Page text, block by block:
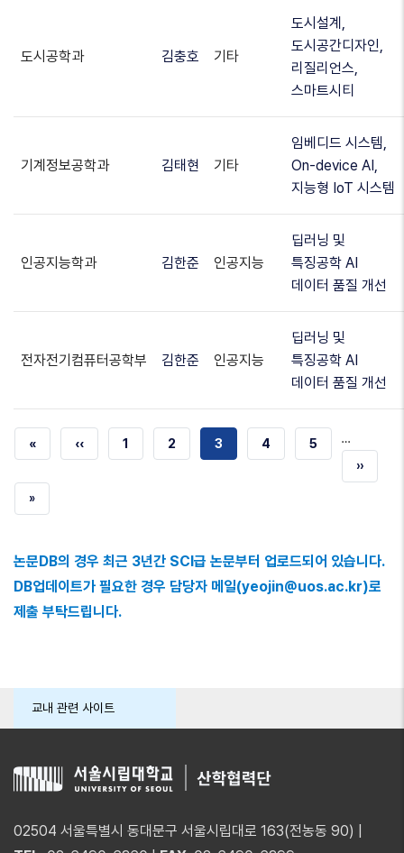
도시공학과 김충호 기타
도시설계,
도시공간디자인,
리질리언스,
스마트시티
기계정보공학과 김태현 기타
임베디드 시스템,
On-device AI,
지능형 IoT 시스템
인공지능학과 김한준 인공지능
딥러닝 및
특징공학 AI
데이터 품질 개선
전자전기컴퓨터공학부 김한준 인공지능
딥러닝 및
특징공학 AI
데이터 품질 개선
첫
페이지
« 이전
‹‹ 쪽
1 쪽
2 현재
3 쪽
4 쪽
5 …
다음
››
마지막
»
논문DB의 경우 최근 3년간 SCI급 논문부터 업로드되어 있습니다.
DB업데이트가 필요한 경우 담당자 메일(yeojin@uos.ac.kr)로
제출 부탁드립니다.
교내 관련 사이트
02504 서울특별시 동대문구 서울시립대로 163(전농동 90) |